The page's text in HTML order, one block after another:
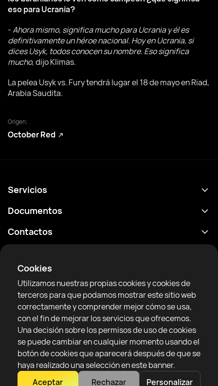
Cookies
Utilizamos nuestras propias cookies y cookies de
terceros para que podamos mostrar este sitio web
correctamente y comprender mejor cómo se usa,
con el fin de mejorar los servicios que ofrecemos.
Una decisión sobre los permisos de uso de cookies
se puede cambiar en cualquier momento usando el
botón de cookies que aparecerá después de que se
haya realizado una selección en este banner.
Aceptar
Rechazar Personalizar
eso para Ucrania?
-Ahora mismo, significa mucho para Ucrania y él es
definitivamente un héroe nacional. Hoy en Ucrania, si
dices Usyk, todos conocen su nombre. Eso significa
mucho, dijo Klimas.
La pelea Usyk vs. Fury tendrá lugar el 18 de mayo en Riad,
Arabia Saudita.
Origen:
October Red
RTF United service limited
6 Burrows court, Liverpool, Reino Unido
Servicios
Calendario
Clasificaciones
Noticias
Artículos
Sparring Finder
Documentos
Política de privacidad
Condiciones de uso
Reglas de la comunidad
Contactos